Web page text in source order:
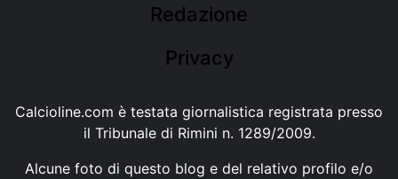
Redazione
Privacy
Calcioline.com è testata giornalistica registrata presso
il Tribunale di Rimini n. 1289/2009.
Alcune foto di questo blog e del relativo profilo e/o